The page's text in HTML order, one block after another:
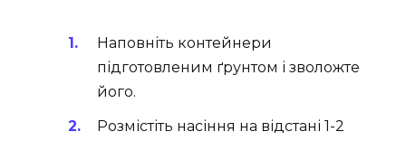
Наповніть контейнери
підготовленим ґрунтом і зволожте
його.
Розмістіть насіння на відстані 1-2